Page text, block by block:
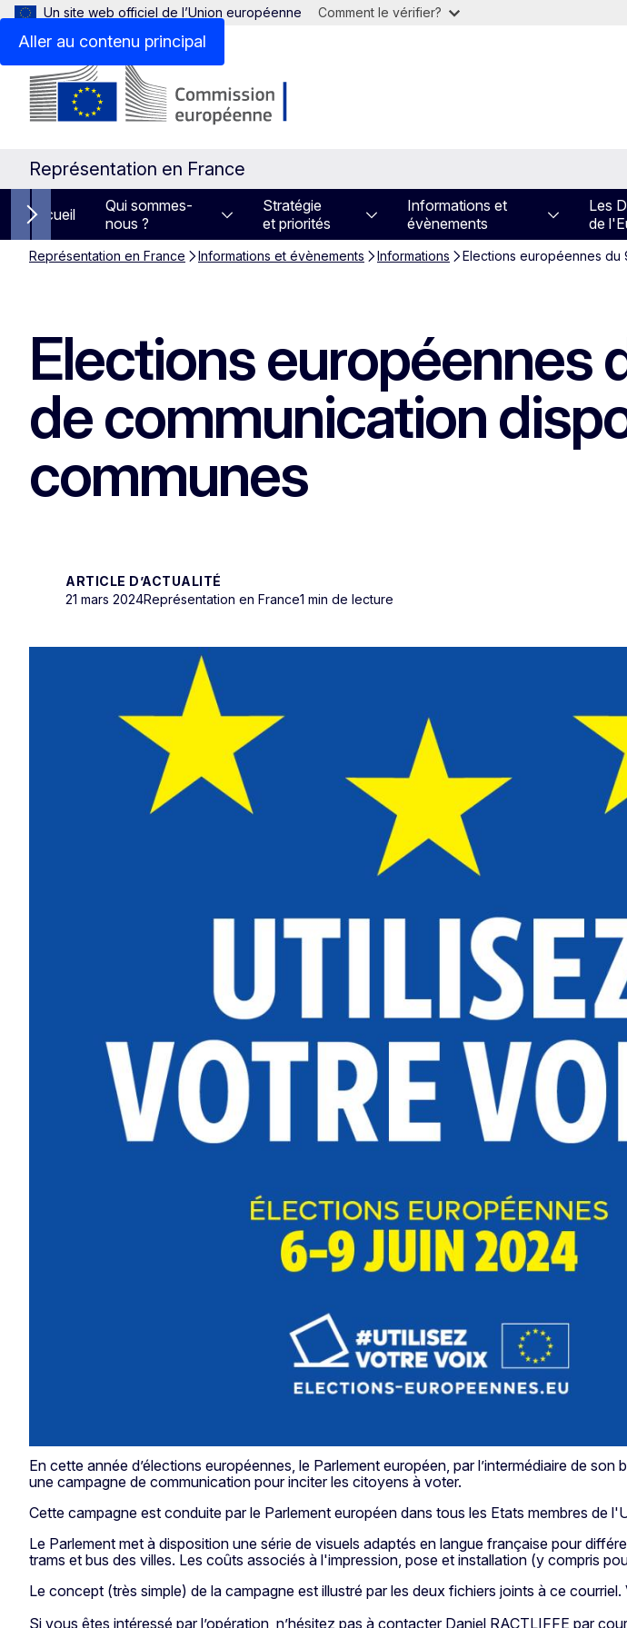
Aller au contenu principal
Un site web officiel de l’Union européenne Comment le vérifier?
Représentation en France
Next items
Accueil
Qui sommes-
nous ?
Stratégie
et priorités
Informations et
évènements
Les
de
Représentation en France Informations et évènements Informations Elections européennes du
Elections européennes
de communication
communes
ARTICLE D’ACTUALITÉ
21 mars 2024Représentation en France1 min de lecture
En cette année d’élections européennes, le Parlement européen, par l’intermédiaire de
une campagne de communication pour inciter les citoyens à voter.
Cette campagne est conduite par le Parlement européen dans tous les Etats membres de
Le Parlement met à disposition une série de visuels adaptés en langue française pour
trams et bus des villes. Les coûts associés à l'impression, pose et installation (y compris
Le concept (très simple) de la campagne est illustré par les deux fichiers joints à ce
Si vous êtes intéressé par l’opération, n’hésitez pas à contacter Daniel RACTLIFFE par